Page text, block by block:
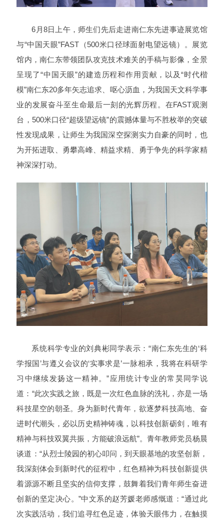
6月8日上午，师生们先后走进南仁东先进事迹展览馆
与“中国天眼”FAST（500米口径球面射电望远镜）。展览
馆内，南仁东带领团队攻克技术难关的手稿与影像，全景
呈现了“中国天眼”的建造历程和作用贡献，以及“时代楷
模”南仁东20多年矢志追求、呕心沥血，为我国天文科学事
业的发展奋斗至生命最后一刻的光辉历程。在FAST观测
台，500米口径“超级望远镜”的震撼体量与不胜枚举的突破
性发现成果，让师生为我国深空探测实力自豪的同时，也
为开拓进取、勇攀高峰、精益求精、勇于争先的科学家精
神深深打动。
系统科学专业的刘典彬同学表示：“南仁东先生的‘科
学报国’与遵义会议的‘实事求是’一脉相承，我将在科研学
习中继续发扬这一精神。”应用统计专业的常昊同学说
道：“此次实践之旅，既是一次红色血脉的洗礼，亦是一场
科技星空的朝圣。身为新时代青年，欲逐梦科技高地、奋
进时代潮头，必以历史精神铸魂，以科技创新砺剑，唯有
精神与科技双翼共振，方能破浪远航”。青年教师党员杨晨
谈道：“从烈士陵园的初心叩问，到天眼基地的攻坚创新，
我深刻体会到新时代的征程中，红色精神为科技创新提供
着源源不断且坚实的信仰支撑，鼓舞着我们青年师生奋进
创新的坚定决心。”中文系的赵芳媛老师感慨道：“通过此
次实践活动，我们追寻红色足迹，体验天眼伟力，在触摸